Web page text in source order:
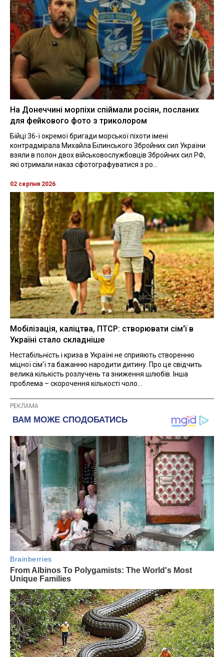
На Донеччині морпіхи спіймали росіян, посланих
для фейкового фото з триколором
Бійці 36-ї окремої бригади морської піхоти імені
контрадмірала Михайла Білинського Збройних сил України
взяли в полон двох військовослужбовців Збройних сил РФ,
які отримали наказ сфотографуватися з ро...
02 серпня 2026
Мобілізація, каліцтва, ПТСР: створювати сім'ї в
Україні стало складніше
Нестабільність і криза в Україні не сприяють створенню
міцної сім'ї та бажанню народити дитину. Про це свідчить
велика кількість розлучень та зниження шлюбів. Інша
проблема – скорочення кількості чоло...